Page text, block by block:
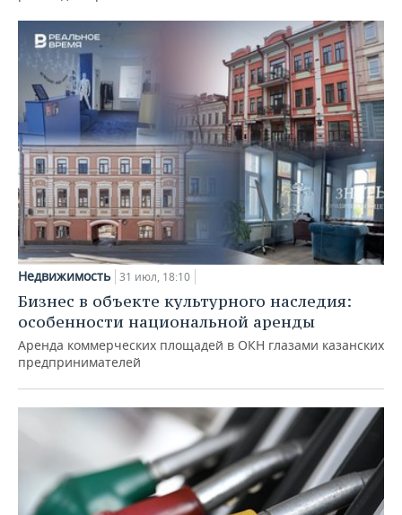
Недвижимость 31 июл, 18:10
Бизнес в объекте культурного наследия:
особенности национальной аренды
Аренда коммерческих площадей в ОКН глазами казанских
предпринимателей